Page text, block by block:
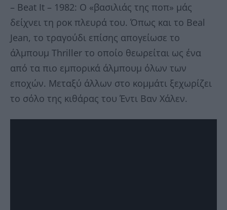
– Beat It – 1982: O «βασιλιάς της ποπ» μάς
δείχνει τη ροκ πλευρά του. Όπως και το Beal
Jean, το τραγούδι επίσης απογείωσε το
άλμπουμ Thriller το οποίο θεωρείται ως ένα
από τα πιο εμπορικά άλμπουμ όλων των
εποχών. Μεταξύ άλλων στο κομμάτι ξεχωρίζει
το σόλο της κιθάρας του Έντι Βαν Χάλεν.